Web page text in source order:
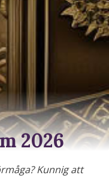
2026
Kunnig att